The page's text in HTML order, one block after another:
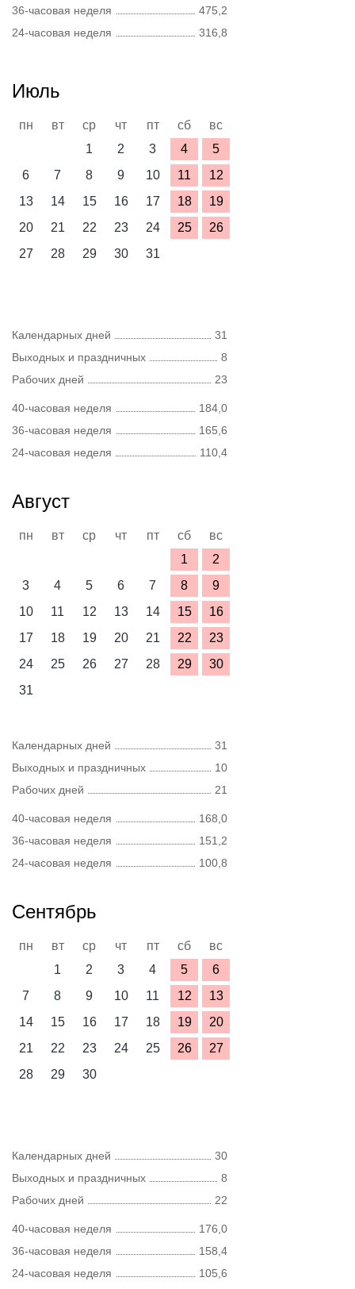
36-часовая неделя
475,2
24-часовая неделя
316,8
Июль
пн вт ср чт пт сб
вс
1
2 3 4
5
6
7 8 9 10 11
12
13
14 15 16 17 18
19
20
21 22 23 24 25
26
27
28 29 30 31
Календарных дней
31
Выходных и праздничных
8
Рабочих дней
23
40-часовая неделя
184,0
36-часовая неделя
165,6
24-часовая неделя
110,4
Август
пн вт ср чт пт сб
вс
1
2
3
4 5 6 7 8
9
10
11 12 13 14 15
16
17
18 19 20 21 22
23
24
25 26 27 28 29
30
31
Календарных дней
31
Выходных и праздничных
10
Рабочих дней
21
40-часовая неделя
168,0
36-часовая неделя
151,2
24-часовая неделя
100,8
Сентябрь
пн вт ср чт пт сб
вс
1
2 3 4 5
6
7
8 9 10 11 12
13
14
15 16 17 18 19
20
21
22 23 24 25 26
27
28
29 30
Календарных дней
30
Выходных и праздничных
8
Рабочих дней
22
40-часовая неделя
176,0
36-часовая неделя
158,4
24-часовая неделя
105,6